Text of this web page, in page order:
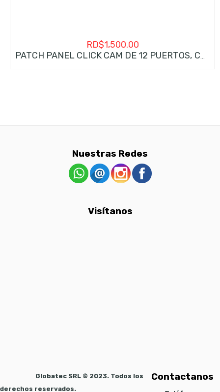
RD$1,500.00
PATCH PANEL CLICK CAM DE 12 PUERTOS, CAT6, 1U
Nuestras Redes
Visítanos
Contactanos
Globatec SRL © 2023. Todos los
derechos reservados.